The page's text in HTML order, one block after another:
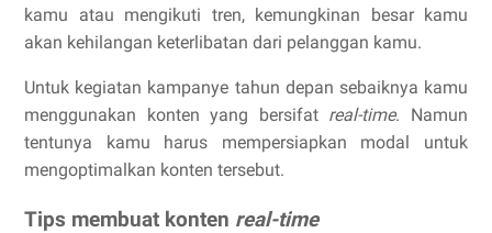
kamu atau mengikuti tren, kemungkinan besar kamu
akan kehilangan keterlibatan dari pelanggan kamu.
Untuk kegiatan kampanye tahun depan sebaiknya kamu
menggunakan konten yang bersifat real-time. Namun
tentunya kamu harus mempersiapkan modal untuk
mengoptimalkan konten tersebut.
Tips membuat konten real-time